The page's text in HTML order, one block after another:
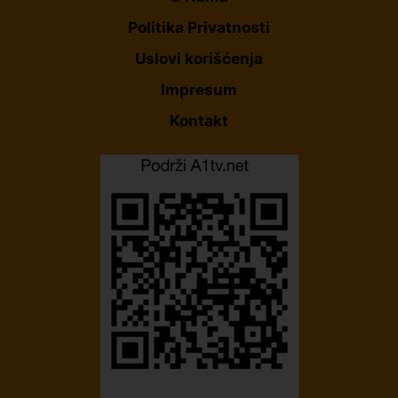
Politika Privatnosti
Uslovi korišćenja
Impresum
Kontakt